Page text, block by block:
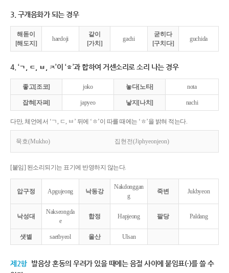
3. 구개음화가 되는 경우
해돋이
[해도지]
haedoji
같이
[가치]
gachi
굳히다
[구치다]
guchida
4. ‘ㄱ, ㄷ, ㅂ, ㅈ’이 ‘ㅎ’과 합하여 거센소리로 소리 나는 경우
좋고[조코] joko 놓다[노타] nota
잡혀[자펴] japyeo 낳지[나치] nachi
다만, 체언에서 ‘ㄱ, ㄷ, ㅂ’ 뒤에 ‘ㅎ’이 따를 때에는 ‘ㅎ’을 밝혀 적는다.
묵호(Mukho) 집현전(Jiphyeonjeon)
[붙임] 된소리되기는 표기에 반영하지 않는다.
압구정 Apgujeong 낙동강
Nakdonggan
g
죽변 Jukbyeon
낙성대
Nakseongda
e
합정 Hapjeong 팔당 Paldang
샛별 saetbyeol 울산 Ulsan
제2항 발음상 혼동의 우려가 있을 때에는 음절 사이에 붙임표(-)를 쓸 수